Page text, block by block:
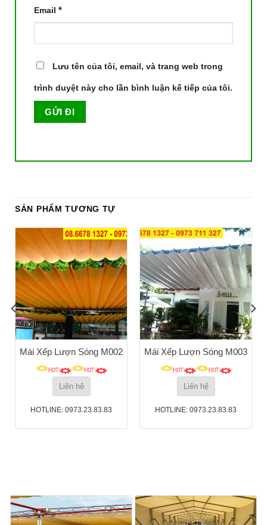
Email *
Lưu tên của tôi, email, và trang web trong
trình duyệt này cho lần bình luận kế tiếp của tôi.
SẢN PHẨM TƯƠNG TỰ
Mái Xếp Lượn Sóng M002
Liên hệ
HOTLINE: 0973.23.83.83
Mái Xếp Lượn Sóng M003
Liên hệ
HOTLINE: 0973.23.83.83